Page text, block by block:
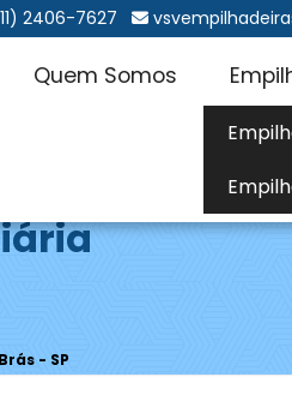
2406-7627
Quem Somos
- SP